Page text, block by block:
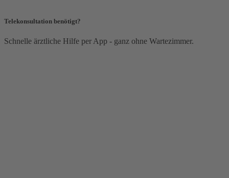
Telekonsultation benötigt?
Schnelle ärztliche Hilfe per App - ganz ohne Wartezimmer.